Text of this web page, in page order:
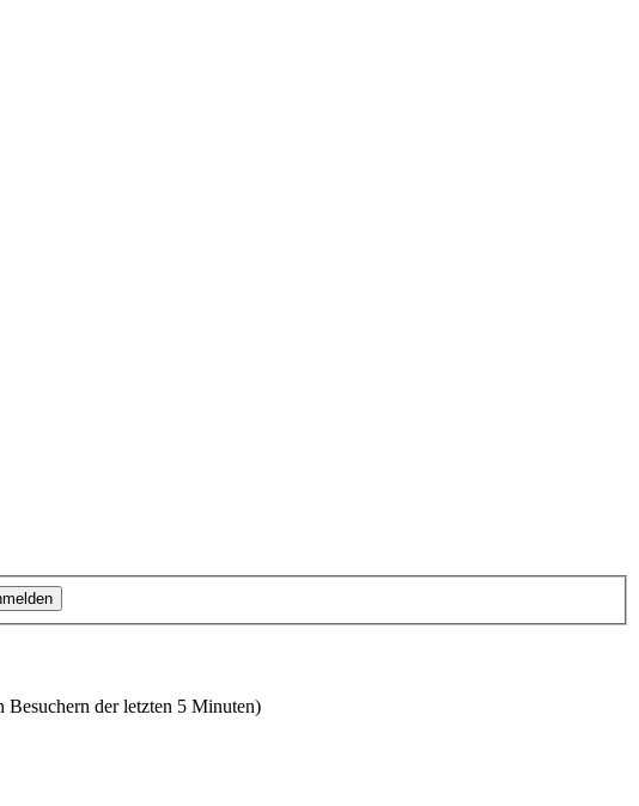
Besuchern der letzten 5 Minuten)